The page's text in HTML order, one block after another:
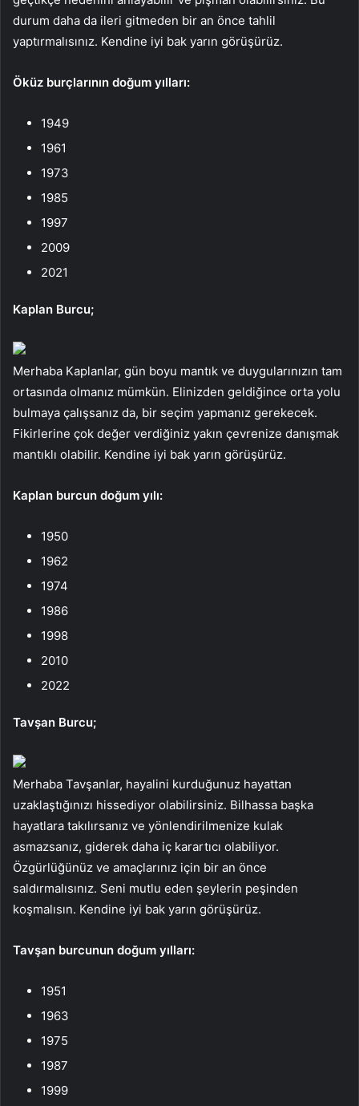
durum daha da ileri gitmeden bir an önce tahlil
yaptırmalısınız. Kendine iyi bak yarın görüşürüz.
Öküz burçlarının doğum yılları:
1949
1961
1973
1985
1997
2009
2021
Kaplan Burcu;
Merhaba Kaplanlar, gün boyu mantık ve duygularınızın tam
ortasında olmanız mümkün. Elinizden geldiğince orta yolu
bulmaya çalışsanız da, bir seçim yapmanız gerekecek.
Fikirlerine çok değer verdiğiniz yakın çevrenize danışmak
mantıklı olabilir. Kendine iyi bak yarın görüşürüz.
Kaplan burcun doğum yılı:
1950
1962
1974
1986
1998
2010
2022
Tavşan Burcu;
Merhaba Tavşanlar, hayalini kurduğunuz hayattan
uzaklaştığınızı hissediyor olabilirsiniz. Bilhassa başka
hayatlara takılırsanız ve yönlendirilmenize kulak
asmazsanız, giderek daha iç karartıcı olabiliyor.
Özgürlüğünüz ve amaçlarınız için bir an önce
saldırmalısınız. Seni mutlu eden şeylerin peşinden
koşmalısın. Kendine iyi bak yarın görüşürüz.
Tavşan burcunun doğum yılları:
1951
1963
1975
1987
1999